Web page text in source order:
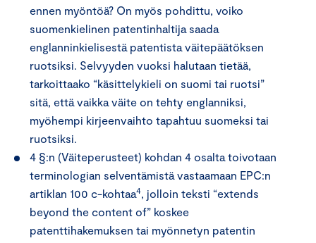
ennen myöntöä? On myös pohdittu, voiko
suomenkielinen patentinhaltija saada
englanninkielisestä patentista väitepäätöksen
ruotsiksi. Selvyyden vuoksi halutaan tietää,
tarkoittaako “käsittelykieli on suomi tai ruotsi”
sitä, että vaikka väite on tehty englanniksi,
myöhempi kirjeenvaihto tapahtuu suomeksi tai
ruotsiksi.
4 §:n (Väiteperusteet) kohdan 4 osalta toivotaan
terminologian selventämistä vastaamaan EPC:n
artiklan 100 c-kohtaa4, jolloin teksti “extends
beyond the content of” koskee
patenttihakemuksen tai myönnetyn patentin